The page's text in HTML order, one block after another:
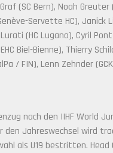
(SC Bern), Noah Greuter
Servette HC), Janick
(HC Lugano), Cyril
Biel-Bienne), Thierry
/ FIN), Lenn Zehnder
nach den IIHF World
den Jahreswechsel wird
als U19 bestritten. Head